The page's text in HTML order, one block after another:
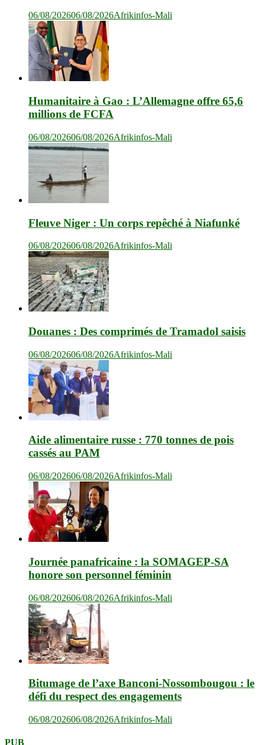
06/08/202606/08/2026Afrikinfos-Mali
Humanitaire à Gao : L’Allemagne offre 65,6
millions de FCFA
06/08/202606/08/2026Afrikinfos-Mali
Fleuve Niger : Un corps repêché à Niafunké
06/08/202606/08/2026Afrikinfos-Mali
Douanes : Des comprimés de Tramadol saisis
06/08/202606/08/2026Afrikinfos-Mali
Aide alimentaire russe : 770 tonnes de pois
cassés au PAM
06/08/202606/08/2026Afrikinfos-Mali
Journée panafricaine : la SOMAGEP-SA
honore son personnel féminin
06/08/202606/08/2026Afrikinfos-Mali
Bitumage de l’axe Banconi-Nossombougou : le
défi du respect des engagements
06/08/202606/08/2026Afrikinfos-Mali
PUB